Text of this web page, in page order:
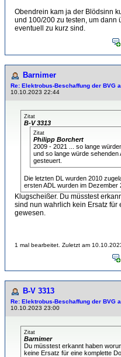
Obendrein kam ja der Blödsinn
und 100/200 zu testen, um dann
eventuell zu kurz sind.
Barnimer
Re: Elektrobus-Beschaffung der BVG
10.10.2023 22:44
Zitat
B-V 3313
Zitat
Philipp Borchert
2009 - 2021 ... so lange
und so lange würde sehenden
gesteuert.
Die letzten DL wurden 2010
ersten ADL wurden im Dezember
Klugscheißer. Du müsstest
sind nun wahrlich kein Ersatz
gewesen.
1 mal bearbeitet. Zuletzt am
B-V 3313
Re: Elektrobus-Beschaffung der BVG
10.10.2023 23:00
Zitat
Barnimer
Du müsstest erkannt haben
keine Ersatz für eine komplette